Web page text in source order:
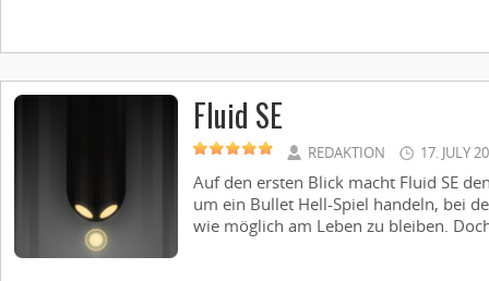
Fluid SE
REDAKTION 17. JULY
Auf den ersten Blick macht Fluid SE
um ein Bullet Hell-Spiel handeln, bei
wie möglich am Leben zu bleiben.